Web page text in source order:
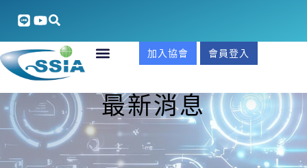
加入協會 會員登入
最新消息